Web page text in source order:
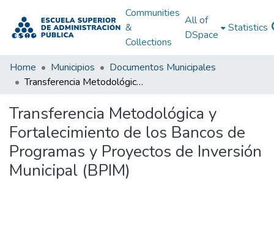
Communities
&
Collections
All of
DSpace
Statistics
Home Municipios
Documentos Municipales
Transferencia Metodológica y Fortalecimiento de los Bancos de Programas y Proyectos de Inversión Municipal (BPIM)
Transferencia Metodológica y
Fortalecimiento de los Bancos de
Programas y Proyectos de Inversión
Municipal (BPIM)